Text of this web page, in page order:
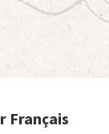
Français